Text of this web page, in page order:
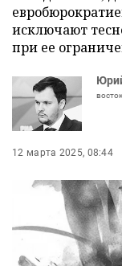
исключают
при ее
12 марта 2025, 08:44